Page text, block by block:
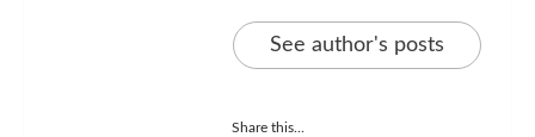
See author's posts
Share this...